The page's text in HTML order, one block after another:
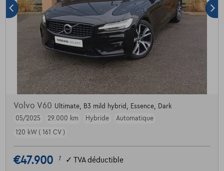
Volvo V60 Ultimate, B3 mild hybrid, Essence, Dark
05/2025
29.000 km Hybride
Automatique
120 kW ( 161 CV )
€47.900 1 ✓ TVA déductible